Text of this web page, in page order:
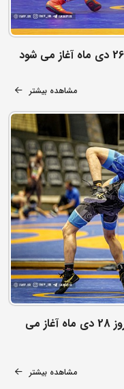
مشاهده بیشتر
اردوی تیم ملی کشتی فرنگی جوانان از روز 28 دی ماه آغاز می
مشاهده بیشتر